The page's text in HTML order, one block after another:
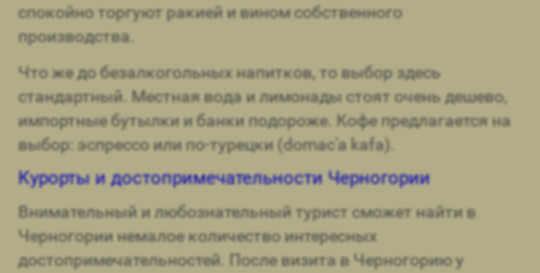
спокойно торгуют ракией и вином собственного
производства.
Что же до безалкогольных напитков, то выбор здесь
стандартный. Местная вода и лимонады стоят очень дешево,
импортные бутылки и банки подороже. Кофе предлагается на
выбор: эспрессо или по-турецки (domac'a kafa).
Курорты и достопримечательности Черногории
Внимательный и любознательный турист сможет найти в
Черногории немалое количество интересных
достопримечательностей. После визита в Черногорию у